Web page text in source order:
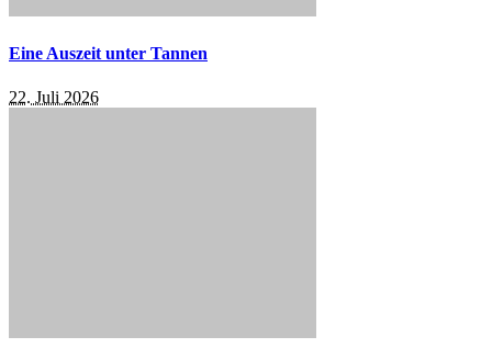
Eine Auszeit unter Tannen
22. Juli 2026